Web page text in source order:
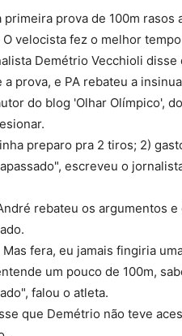
prova de 100m rasos
velocista fez o melhor
Demétrio Vecchioli
prova, e PA rebateu a
do blog 'Olhar Olímpico', do
preparo pra 2 tiros; 2)
escreveu o
rebateu os argumentos
fera, eu jamais fingiria
um pouco de 100m,
falou o atleta.
que Demétrio não teve